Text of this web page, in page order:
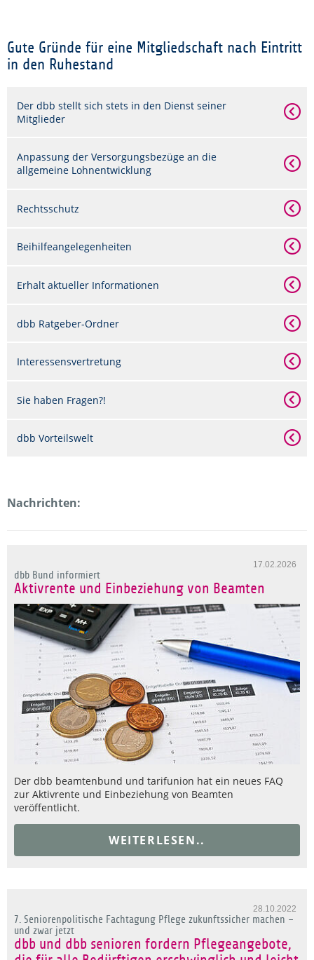
Gute Gründe für eine Mitgliedschaft nach Eintritt
in den Ruhestand
Der dbb stellt sich stets in den Dienst seiner
Mitglieder
Anpassung der Versorgungsbezüge an die
allgemeine Lohnentwicklung
Rechtsschutz
Beihilfeangelegenheiten
Erhalt aktueller Informationen
dbb Ratgeber-Ordner
Interessensvertretung
Sie haben Fragen?!
dbb Vorteilswelt
Nachrichten:
17.02.2026
dbb Bund informiert
Aktivrente und Einbeziehung von Beamten
Der dbb beamtenbund und tarifunion hat ein neues FAQ
zur Aktivrente und Einbeziehung von Beamten
veröffentlicht.
WEITERLESEN..
28.10.2022
7. Seniorenpolitische Fachtagung Pflege zukunftssicher machen –
und zwar jetzt
dbb und dbb senioren fordern Pflegeangebote,